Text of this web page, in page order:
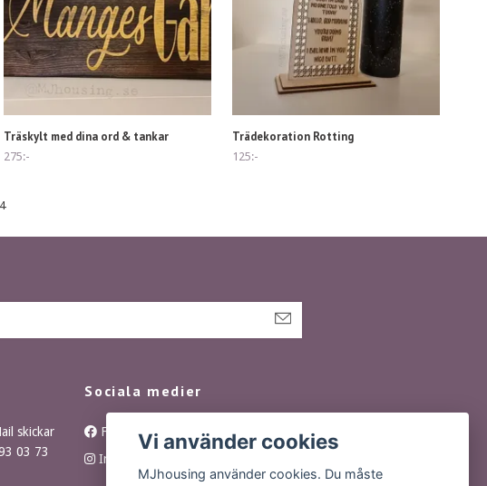
Träskylt med dina ord & tankar
275:-
Trädekoration Rotting
125:-
4
skickar
03 73
Sociala medier
Facebook
Instagram
Vi använder cookies
MJhousing använder cookies. Du måste